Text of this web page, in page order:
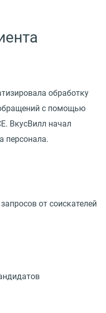
обработку
с помощью
ВкусВилл начал
персонала.
от соискателей